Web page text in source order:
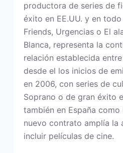
productora de series de
éxito en EE.UU. y en
Friends, Urgencias o El
Blanca, representa la
relación establecida
desde el los inicios de
en 2006, con series de
Soprano o de gran éxito
también en España como
nuevo contrato amplía la
incluir películas de cine.